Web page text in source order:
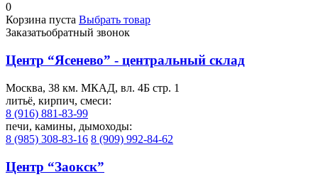
0
Корзина пуста Выбрать товар
Заказатьобратный звонок
Центр “Ясенево” - центральный склад
Москва, 38 км. МКАД, вл. 4Б стр. 1
литьё, кирпич, смеси:
8 (916) 881-83-99
печи, камины, дымоходы:
8 (985) 308-83-16 8 (909) 992-84-62
Центр “Заокск”